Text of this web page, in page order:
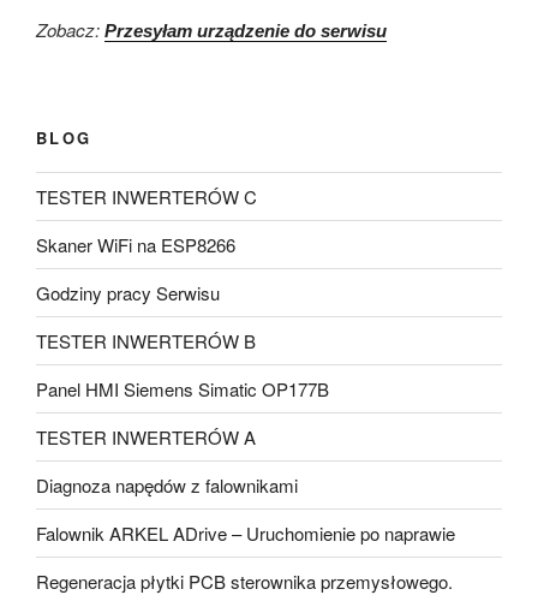
Zobacz: Przesyłam urządzenie do serwisu
BLOG
TESTER INWERTERÓW C
Skaner WiFi na ESP8266
Godziny pracy Serwisu
TESTER INWERTERÓW B
Panel HMI Siemens Simatic OP177B
TESTER INWERTERÓW A
Diagnoza napędów z falownikami
Falownik ARKEL ADrive – Uruchomienie po naprawie
Regeneracja płytki PCB sterownika przemysłowego.